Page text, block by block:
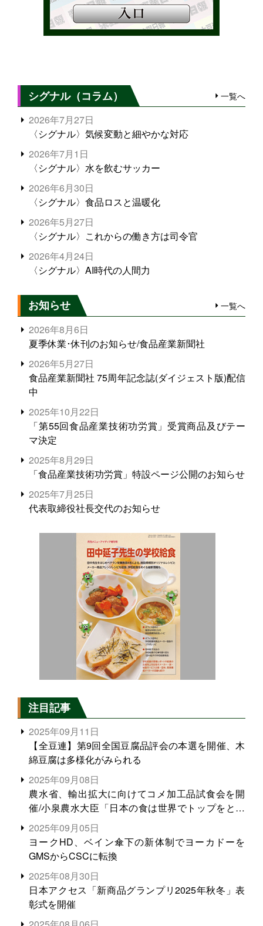
シグナル（コラム） 一覧へ
2026年7月27日
〈シグナル〉気候変動と細やかな対応
2026年7月1日
〈シグナル〉水を飲むサッカー
2026年6月30日
〈シグナル〉食品ロスと温暖化
2026年5月27日
〈シグナル〉これからの働き方は司令官
2026年4月24日
〈シグナル〉AI時代の人間力
お知らせ 一覧へ
2026年8月6日
夏季休業･休刊のお知らせ/食品産業新聞社
2026年5月27日
食品産業新聞社 75周年記念誌(ダイジェスト版)配信
中
2025年10月22日
「第55回食品産業技術功労賞」受賞商品及びテー
マ決定
2025年8月29日
「食品産業技術功労賞」特設ページ公開のお知らせ
2025年7月25日
代表取締役社長交代のお知らせ
注目記事
2025年09月11日
【全豆連】第9回全国豆腐品評会の本選を開催、木
綿豆腐は多様化がみられる
2025年09月08日
農水省、輸出拡大に向けてコメ加工品試食会を開
催/小泉農水大臣「日本の食は世界でトップをとれ
る。米増産に向けて、米輸出需要の拡大を」
2025年09月05日
ヨークHD、ベイン傘下の新体制でヨーカドーを
GMSからCSCに転換
2025年08月30日
日本アクセス「新商品グランプリ2025年秋冬」表
彰式を開催